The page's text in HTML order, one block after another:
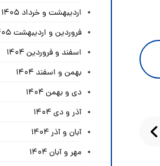
اردیبهشت و خرداد ۱۴۰۵
فروردین و اردیبهشت ۱۴۰۵
اسفند و فروردین ۱۴۰۴
بهمن و اسفند ۱۴۰۴
دی و بهمن ۱۴۰۴
آذر و دی ۱۴۰۴
آبان و آذر ۱۴۰۴
مهر و آبان ۱۴۰۴